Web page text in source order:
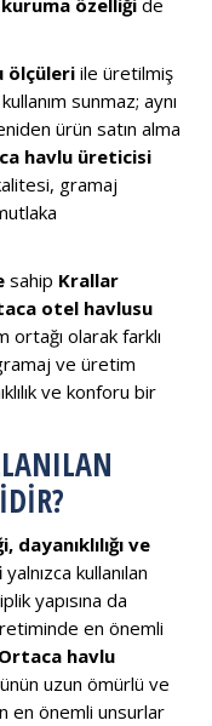
kuruma özelliği de
ölçüleriile üretilmiş
sunmaz; aynı
ürün satın alma
havlu üreticisi
gramaj
sahip Krallar
otel havlusu
olarak farklı
ve üretim
ve konforu bir
dayanıklılığı ve
yalnızca kullanılan
yapısına da
en önemli
Ortaca havlu
uzun ömürlü ve
en önemli unsurlar